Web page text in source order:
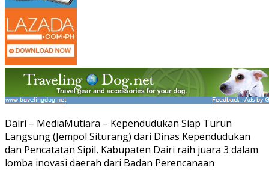
Dairi – MediaMutiara – Kependudukan Siap Turun
Langsung (Jempol Siturang) dari Dinas Kependudukan
dan Pencatatan Sipil, Kabupaten Dairi raih juara 3 dalam
lomba inovasi daerah dari Badan Perencanaan